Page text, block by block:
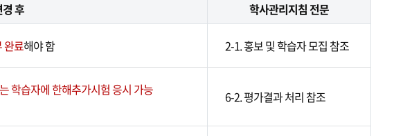
경 후 학사관리지침 전문
완료해야 함 2-1. 홍보 및 학습자 모집 참조
학습자에 한해추가시험 응시 가능
6-2. 평가결과 처리 참조